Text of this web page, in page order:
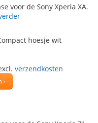
voor de Sony Xperia XA.
hoesje wit
verzendkosten